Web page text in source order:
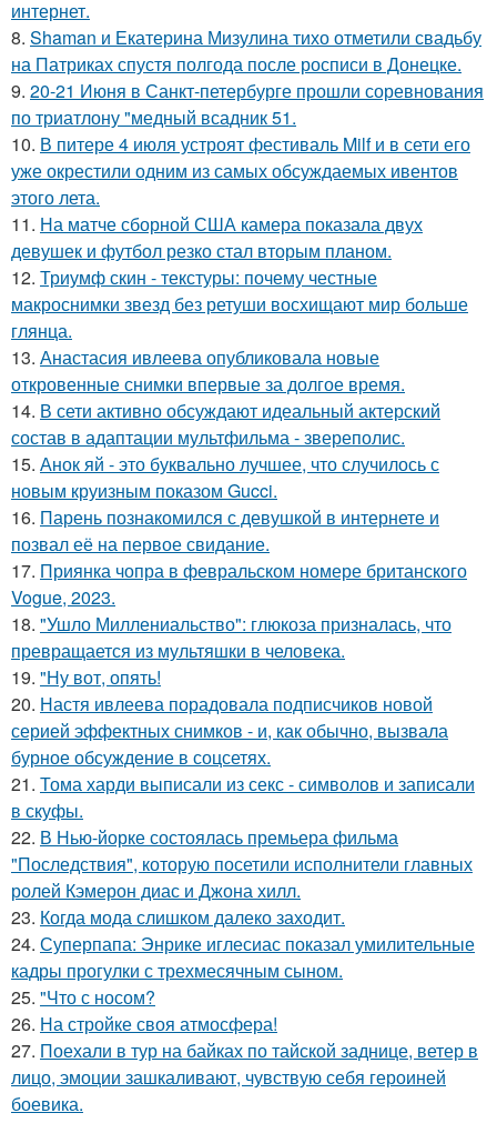
интернет.
8. Shaman и Екатерина Мизулина тихо отметили свадьбу
на Патриках спустя полгода после росписи в Донецке.
9. 20-21 Июня в Санкт-петербурге прошли соревнования
по триатлону "медный всадник 51.
10. В питере 4 июля устроят фестиваль Milf и в сети его
уже окрестили одним из самых обсуждаемых ивентов
этого лета.
11. На матче сборной США камера показала двух
девушек и футбол резко стал вторым планом.
12. Триумф скин - текстуры: почему честные
макроснимки звезд без ретуши восхищают мир больше
глянца.
13. Анастасия ивлеева опубликовала новые
откровенные снимки впервые за долгое время.
14. В сети активно обсуждают идеальный актерский
состав в адаптации мультфильма - звереполис.
15. Анок яй - это буквально лучшее, что случилось с
новым круизным показом Gucci.
16. Парень познакомился с девушкой в интернете и
позвал её на первое свидание.
17. Приянка чопра в февральском номере британского
Vogue, 2023.
18. "Ушло Миллениальство": глюкоза призналась, что
превращается из мультяшки в человека.
19. "Ну вот, опять!
20. Настя ивлеева порадовала подписчиков новой
серией эффектных снимков - и, как обычно, вызвала
бурное обсуждение в соцсетях.
21. Тома харди выписали из секс - символов и записали
в скуфы.
22. В Нью-йорке состоялась премьера фильма
"Последствия", которую посетили исполнители главных
ролей Кэмерон диас и Джона хилл.
23. Когда мода слишком далеко заходит.
24. Суперпапа: Энрике иглесиас показал умилительные
кадры прогулки с трехмесячным сыном.
25. "Что с носом?
26. На стройке своя атмосфера!
27. Поехали в тур на байках по тайской заднице, ветер в
лицо, эмоции зашкаливают, чувствую себя героиней
боевика.